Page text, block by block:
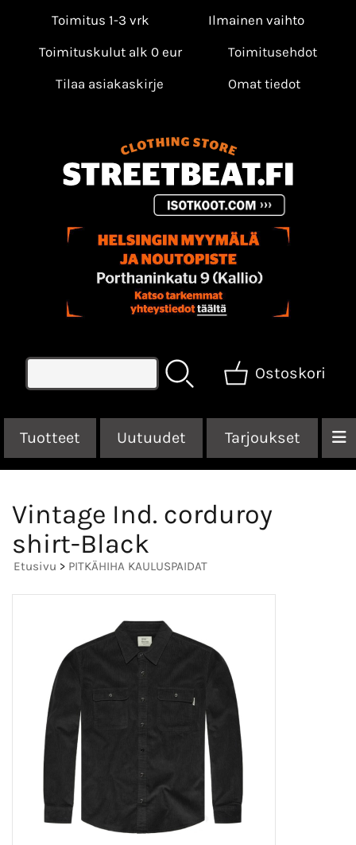
Toimitus 1-3 vrk
Ilmainen vaihto
Toimituskulut alk 0 eur
Toimitusehdot
Tilaa asiakaskirje
Omat tiedot
Ostoskori
Tuotteet Uutuudet Tarjoukset
Vintage Ind. corduroy
shirt-Black
Etusivu > PITKÄHIHA KAULUSPAIDAT